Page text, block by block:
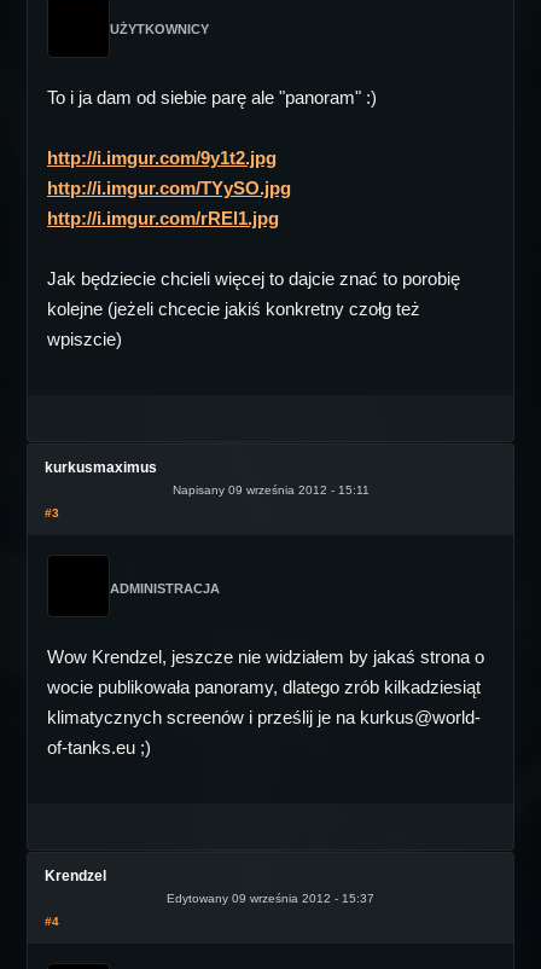
UŻYTKOWNICY
To i ja dam od siebie parę ale "panoram" :)
http://i.imgur.com/9y1t2.jpg
http://i.imgur.com/TYySO.jpg
http://i.imgur.com/rREl1.jpg
Jak będziecie chcieli więcej to dajcie znać to porobię
kolejne (jeżeli chcecie jakiś konkretny czołg też
wpiszcie)
kurkusmaximus
Napisany 09 września 2012 - 15:11
#3
ADMINISTRACJA
Wow Krendzel, jeszcze nie widziałem by jakaś strona o
wocie publikowała panoramy, dlatego zrób kilkadziesiąt
klimatycznych screenów i prześlij je na kurkus@world-
of-tanks.eu ;)
Krendzel
Edytowany 09 września 2012 - 15:37
#4